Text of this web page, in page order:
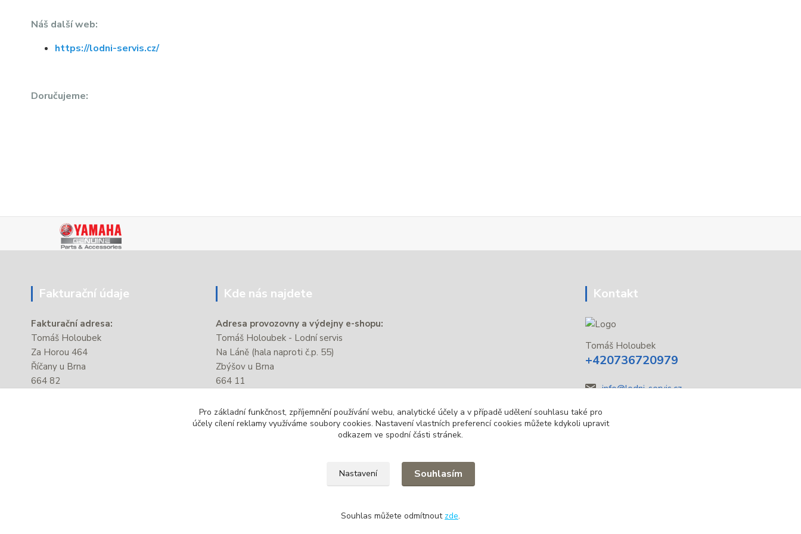
Náš další web:
https://lodni-servis.cz/
Doručujeme:
Fakturační údaje
Fakturační adresa:
Tomáš Holoubek
Za Horou 464
Říčany u Brna
664 82
Kde nás najdete
Adresa provozovny a výdejny e-shopu:
Tomáš Holoubek - Lodní servis
Na Láně (hala naproti č.p. 55)
Zbýšov u Brna
664 11
autobusové zastávky Zbýšov-Městský
Kontakt
Tomáš Holoubek
+420736720979
info@lodni-servis.cz
Pro základní funkčnost, zpříjemnění používání webu, analytické účely a v případě udělení souhlasu také pro
účely cílení reklamy využíváme soubory cookies. Nastavení vlastních preferencí cookies můžete kdykoli upravit
odkazem ve spodní části stránek.
Nastavení Souhlasím
Souhlas můžete odmítnout zde.